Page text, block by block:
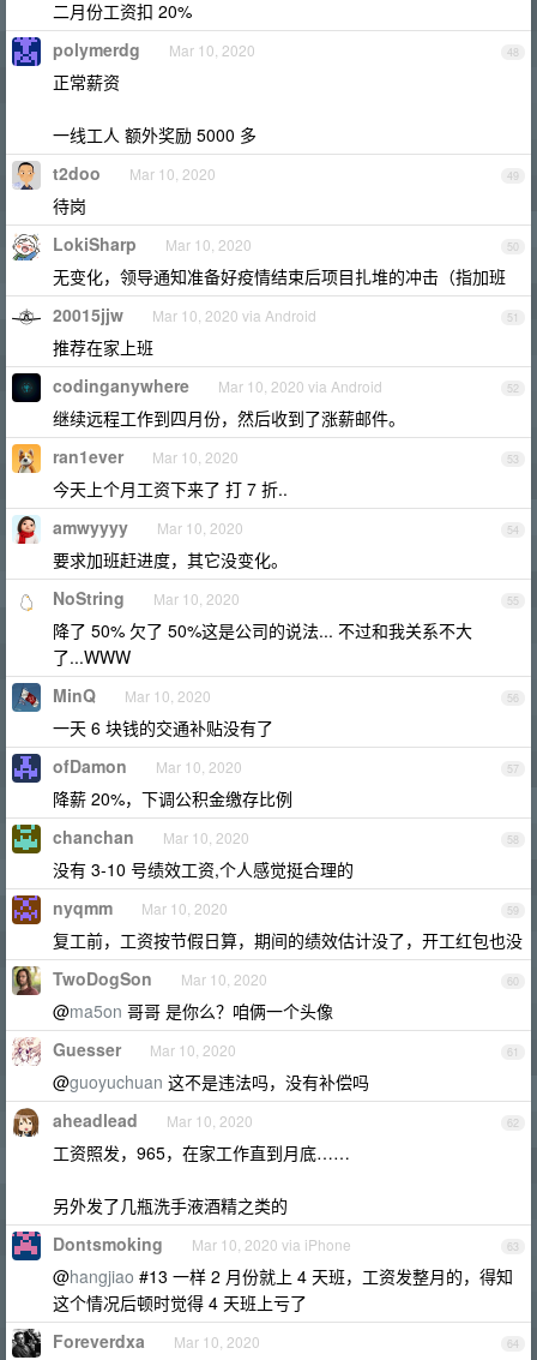
二月份工资扣 20%
48
polymerdg Mar 10, 2020
正常薪资
一线工人 额外奖励 5000 多
49
t2doo Mar 10, 2020
待岗
50
LokiSharp Mar 10, 2020
无变化，领导通知准备好疫情结束后项目扎堆的冲击（指加班
51
20015jjw Mar 10, 2020 via Android
推荐在家上班
52
codinganywhere Mar 10, 2020 via Android
继续远程工作到四月份，然后收到了涨薪邮件。
53
ran1ever Mar 10, 2020
今天上个月工资下来了 打 7 折..
54
amwyyyy Mar 10, 2020
要求加班赶进度，其它没变化。
55
NoString Mar 10, 2020
降了 50% 欠了 50%这是公司的说法... 不过和我关系不大
了...WWW
56
MinQ Mar 10, 2020
一天 6 块钱的交通补贴没有了
57
ofDamon Mar 10, 2020
降薪 20%，下调公积金缴存比例
58
chanchan Mar 10, 2020
没有 3-10 号绩效工资,个人感觉挺合理的
59
nyqmm Mar 10, 2020
复工前，工资按节假日算，期间的绩效估计没了，开工红包也没
60
TwoDogSon Mar 10, 2020
@ma5on 哥哥 是你么？咱俩一个头像
61
Guesser Mar 10, 2020
@guoyuchuan 这不是违法吗，没有补偿吗
62
aheadlead Mar 10, 2020
工资照发，965，在家工作直到月底……
另外发了几瓶洗手液酒精之类的
63
Dontsmoking Mar 10, 2020 via iPhone
@hangjiao #13 一样 2 月份就上 4 天班，工资发整月的，得知
这个情况后顿时觉得 4 天班上亏了
64
Foreverdxa Mar 10, 2020